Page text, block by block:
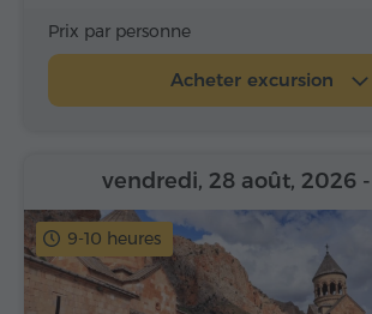
Prix par personne
Acheter excursion
9-10 heures
vendredi, 28 août, 2026